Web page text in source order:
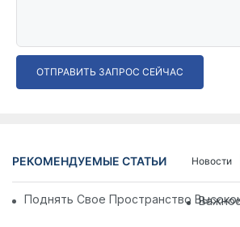
ОТПРАВИТЬ ЗАПРОС СЕЙЧАС
РЕКОМЕНДУЕМЫЕ СТАТЬИ Новости
Поднять Свое Пространство